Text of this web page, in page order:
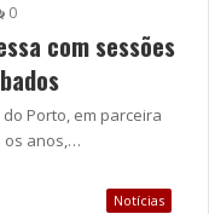
0
com sessões
Porto, em parceira
os anos,…
Notícias